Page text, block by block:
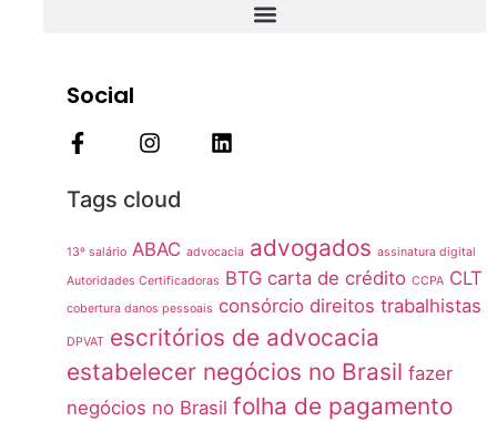
Social
Tags cloud
13º salário ABAC advocacia advogados assinatura digital
Autoridades Certificadoras BTG carta de crédito CCPA CLT
cobertura danos pessoais consórcio direitos trabalhistas
DPVAT escritórios de advocacia
estabelecer negócios no Brasil fazer
negócios no Brasil folha de pagamento